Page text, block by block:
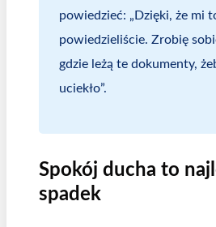
powiedzieć: „Dzięki, że mi
powiedzieliście. Zrobię
gdzie leżą te dokumenty,
uciekło”.
Spokój ducha to
spadek